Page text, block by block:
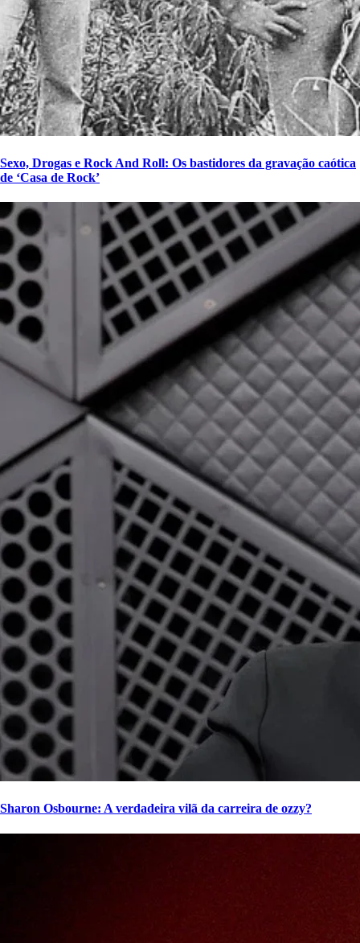
Sexo, Drogas e Rock And Roll: Os bastidores da gravação caótica
de ‘Casa de Rock’
Sharon Osbourne: A verdadeira vilã da carreira de ozzy?